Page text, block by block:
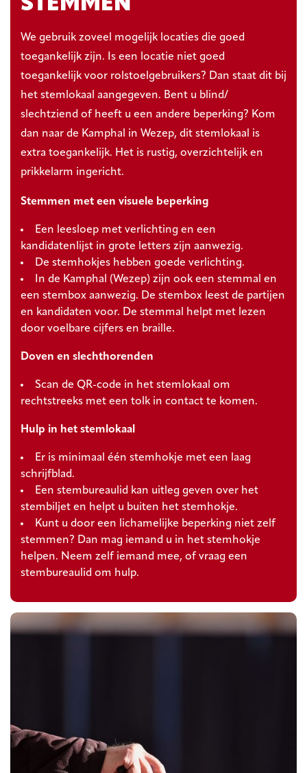
STEMMEN
We gebruik zoveel mogelijk locaties die goed
toegankelijk zijn. Is een locatie niet goed
toegankelijk voor rolstoelgebruikers? Dan staat dit bij
het stemlokaal aangegeven. Bent u blind/
slechtziend of heeft u een andere beperking? Kom
dan naar de Kamphal in Wezep, dit stemlokaal is
extra toegankelijk. Het is rustig, overzichtelijk en
prikkelarm ingericht.
Stemmen met een visuele beperking
Een leesloep met verlichting en een
kandidatenlijst in grote letters zijn aanwezig.
De stemhokjes hebben goede verlichting.
In de Kamphal (Wezep) zijn ook een stemmal en
een stembox aanwezig. De stembox leest de partijen
en kandidaten voor. De stemmal helpt met lezen
door voelbare cijfers en braille.
Doven en slechthorenden
Scan de QR-code in het stemlokaal om
rechtstreeks met een tolk in contact te komen.
Hulp in het stemlokaal
Er is minimaal één stemhokje met een laag
schrijfblad.
Een stembureaulid kan uitleg geven over het
stembiljet en helpt u buiten het stemhokje.
Kunt u door een lichamelijke beperking niet zelf
stemmen? Dan mag iemand u in het stemhokje
helpen. Neem zelf iemand mee, of vraag een
stembureaulid om hulp.